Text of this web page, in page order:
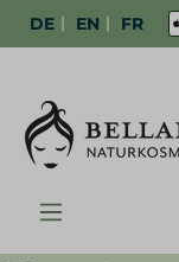
DE | EN | FR